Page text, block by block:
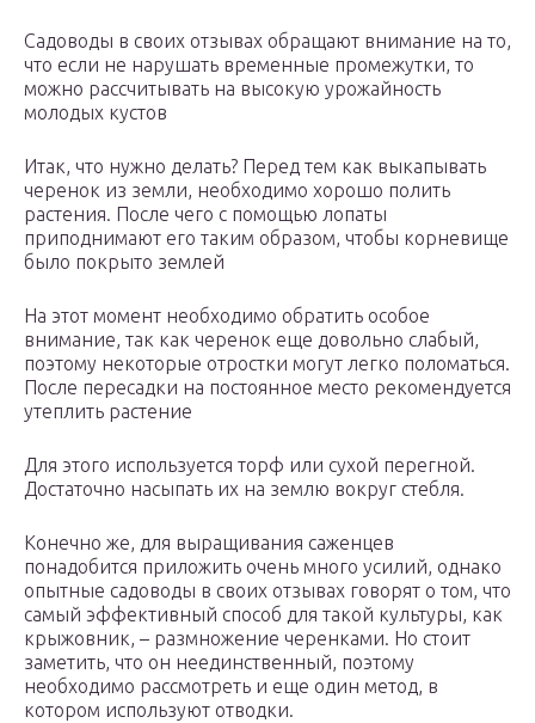
Садоводы в своих отзывах обращают внимание на то,
что если не нарушать временные промежутки, то
можно рассчитывать на высокую урожайность
молодых кустов
Итак, что нужно делать? Перед тем как выкапывать
черенок из земли, необходимо хорошо полить
растения. После чего с помощью лопаты
приподнимают его таким образом, чтобы корневище
было покрыто землей
На этот момент необходимо обратить особое
внимание, так как черенок еще довольно слабый,
поэтому некоторые отростки могут легко поломаться.
После пересадки на постоянное место рекомендуется
утеплить растение
Для этого используется торф или сухой перегной.
Достаточно насыпать их на землю вокруг стебля.
Конечно же, для выращивания саженцев
понадобится приложить очень много усилий, однако
опытные садоводы в своих отзывах говорят о том, что
самый эффективный способ для такой культуры, как
крыжовник, – размножение черенками. Но стоит
заметить, что он неединственный, поэтому
необходимо рассмотреть и еще один метод, в
котором используют отводки.